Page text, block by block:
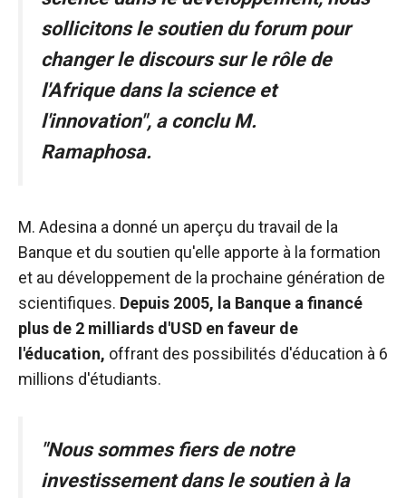
sollicitons le soutien du forum pour
changer le discours sur le rôle de
l'Afrique dans la science et
l'innovation", a conclu M.
Ramaphosa.
M. Adesina a donné un aperçu du travail de la
Banque et du soutien qu'elle apporte à la formation
et au développement de la prochaine génération de
scientifiques. Depuis 2005, la Banque a financé
plus de 2 milliards d'USD en faveur de
l'éducation, offrant des possibilités d'éducation à 6
millions d'étudiants.
"Nous sommes fiers de notre
investissement dans le soutien à la